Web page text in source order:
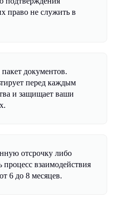
право не служить в
документов.
перед каждым
и защищает ваши
отсрочку либо
взаимодействия
6 до 8 месяцев.